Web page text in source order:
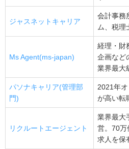
税理士法人・会計事務所
コンサルティングファーム
ワークライフバランスを実現し
離職率が低い
女性会計士が活躍している
募集背景・理由が前向き
制度が実際に活用されてい
ジャスネットキャリア
会計事務
ム、税理
Ms Agent(ms-japan)
経理・財
企画など
業界最大
パソナキャリア(管理部
門)
2021年
が高い転
リクルートエージェント
業界最大
営。70万
求人を保